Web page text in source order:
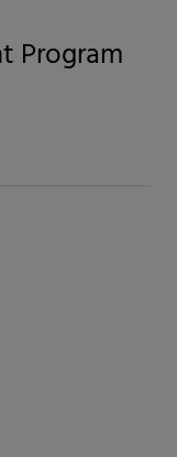
Program